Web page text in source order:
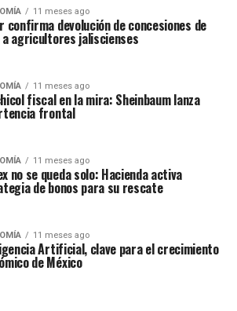
11 meses ago
confirma devolución de concesiones de
a agricultores jaliscienses
11 meses ago
fiscal en la mira: Sheinbaum lanza
frontal
11 meses ago
no se queda solo: Hacienda activa
de bonos para su rescate
11 meses ago
Artificial, clave para el crecimiento
de México